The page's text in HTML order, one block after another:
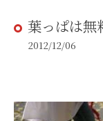
葉っぱは無
2012/12/06